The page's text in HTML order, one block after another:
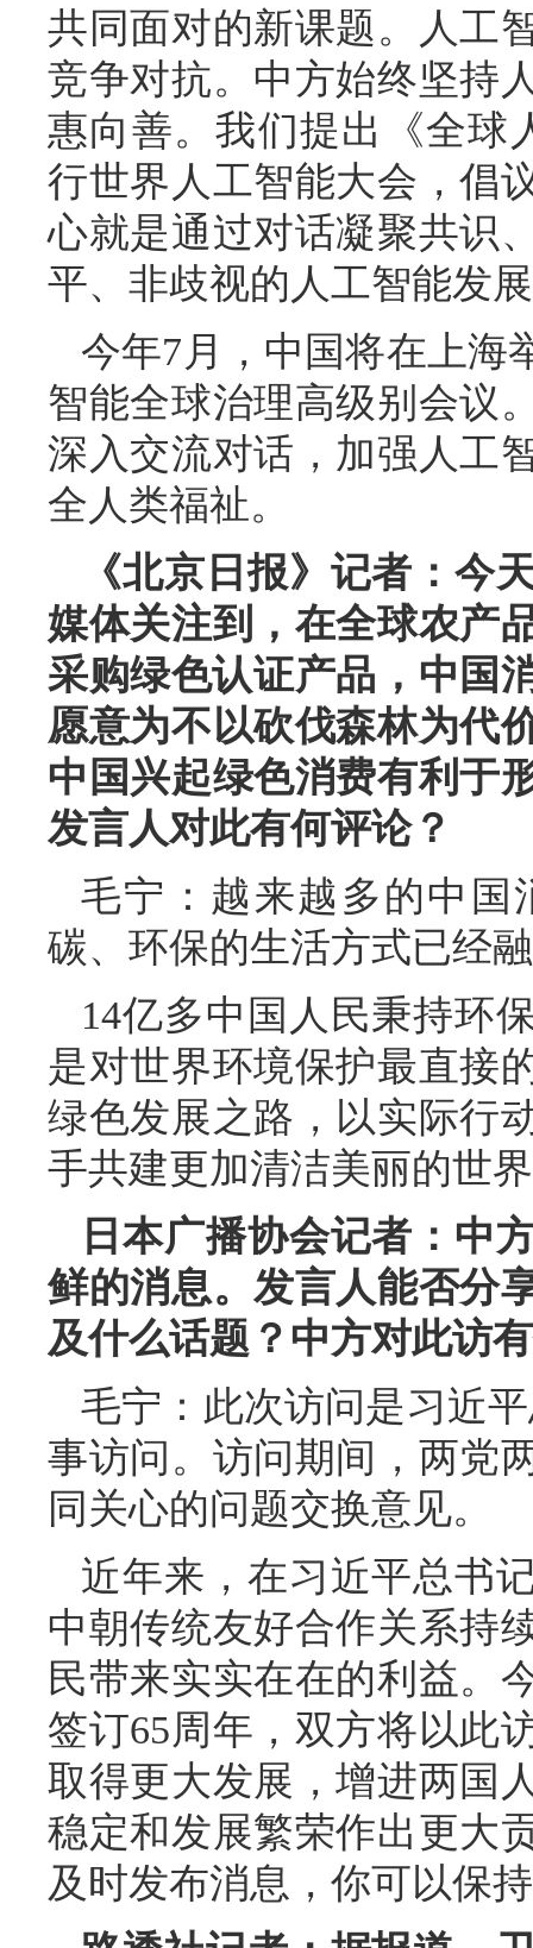
共同面对的新课题。人工
竞争对抗。中方始终坚持
惠向善。我们提出《全球
行世界人工智能大会，倡
心就是通过对话凝聚共识
平、非歧视的人工智能发
今年7月，中国将在上海
智能全球治理高级别会议
深入交流对话，加强人工
全人类福祉。
《北京日报》记者：今
媒体关注到，在全球农产
采购绿色认证产品，中国
愿意为不以砍伐森林为代
中国兴起绿色消费有利于
发言人对此有何评论？
毛宁：越来越多的中国
碳、环保的生活方式已经
14亿多中国人民秉持环
是对世界环境保护最直接
绿色发展之路，以实际行
手共建更加清洁美丽的世
日本广播协会记者：中
鲜的消息。发言人能否分
及什么话题？中方对此访
毛宁：此次访问是习近
事访问。访问期间，两党
同关心的问题交换意见。
近年来，在习近平总书
中朝传统友好合作关系持
民带来实实在在的利益。
签订65周年，双方将以此
取得更大发展，增进两国
稳定和发展繁荣作出更大
及时发布消息，你可以保